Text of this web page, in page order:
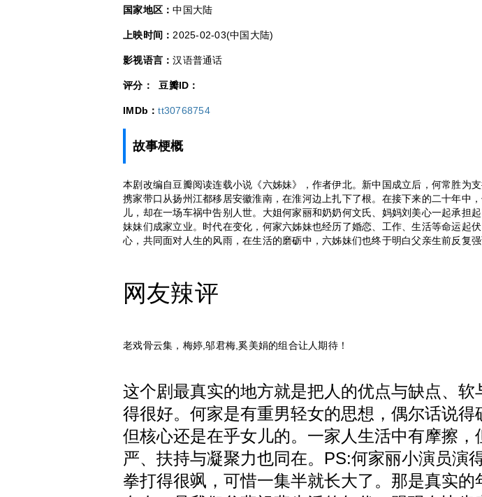
国家地区：中国大陆
上映时间： 2025-02-03(中国大陆)
影视语言：汉语普通话
评分： 豆瓣ID：
IMDb：tt30768754
故事梗概
本剧改编自豆瓣阅读连载小说《六姊妹》，作者伊北。新中国成立后，何常胜为支
携家带口从扬州江都移居安徽淮南，在淮河边上扎下了根。在接下来的二十年中
儿，却在一场车祸中告别人世。大姐何家丽和奶奶何文氏、妈妈刘美心一起承担
妹妹们成家立业。时代在变化，何家六姊妹也经历了婚恋、工作、生活等命运起
心，共同面对人生的风雨，在生活的磨砺中，六姊妹们也终于明白父亲生前反复强
网友辣评
老戏骨云集，梅婷,邬君梅,奚美娟的组合让人期待！
这个剧最真实的地方就是把人的优点与缺点、软
得很好。何家是有重男轻女的思想，偶尔话说得
但核心还是在乎女儿的。一家人生活中有摩擦，
严、扶持与凝聚力也同在。PS:何家丽小演员演
拳打得很飒，可惜一集半就长大了。那是真实的